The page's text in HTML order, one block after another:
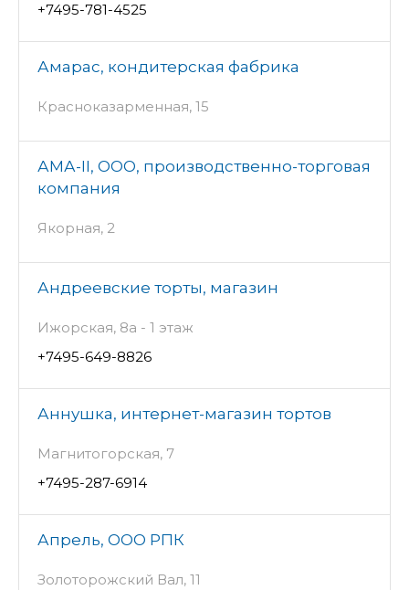
+7495-781-4525
Амарас, кондитерская фабрика
Красноказарменная, 15
АМА-II, ООО, производственно-торговая
компания
Якорная, 2
Андреевские торты, магазин
Ижорская, 8а - 1 этаж
+7495-649-8826
Аннушка, интернет-магазин тортов
Магнитогорская, 7
+7495-287-6914
Апрель, ООО РПК
Золоторожский Вал, 11